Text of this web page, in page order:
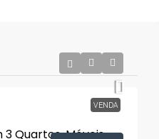
VENDA
Quartos, Móveis